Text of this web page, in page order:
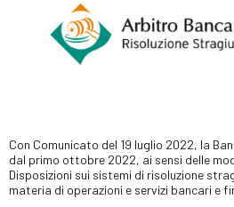
Con Comunicato del 19 luglio 2022, la
dal primo ottobre 2022, ai sensi delle
Disposizioni sui sistemi di risoluzione
materia di operazioni e servizi bancari e